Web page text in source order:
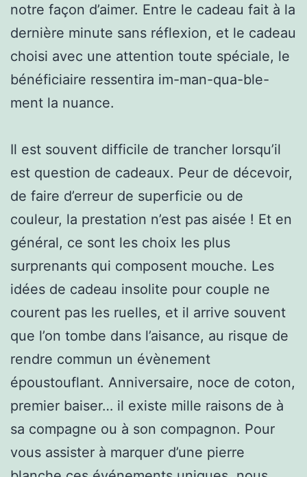
notre façon d’aimer. Entre le cadeau fait à la
dernière minute sans réflexion, et le cadeau
choisi avec une attention toute spéciale, le
bénéficiaire ressentira im-man-qua-ble-
ment la nuance.
Il est souvent difficile de trancher lorsqu’il
est question de cadeaux. Peur de décevoir,
de faire d’erreur de superficie ou de
couleur, la prestation n’est pas aisée ! Et en
général, ce sont les choix les plus
surprenants qui composent mouche. Les
idées de cadeau insolite pour couple ne
courent pas les ruelles, et il arrive souvent
que l’on tombe dans l’aisance, au risque de
rendre commun un évènement
époustouflant. Anniversaire, noce de coton,
premier baiser… il existe mille raisons de à
sa compagne ou à son compagnon. Pour
vous assister à marquer d’une pierre